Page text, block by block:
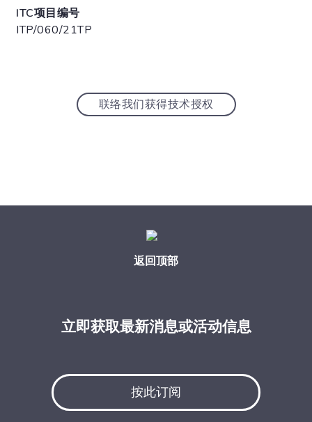
ITC项目编号
ITP/060/21TP
联络我们获得技术授权
返回顶部
立即获取最新消息或活动信息
按此订阅